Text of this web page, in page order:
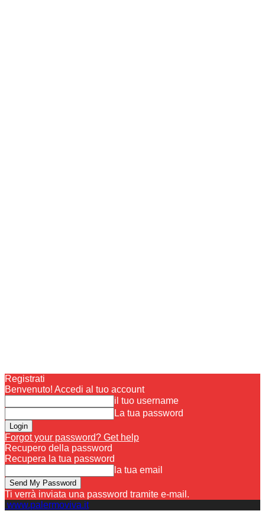
Registrati
Benvenuto! Accedi al tuo account
il tuo username
La tua password
Forgot your password? Get help
Recupero della password
Recupera la tua password
la tua email
Ti verrà inviata una password tramite e-mail.
www.palermoviva.it